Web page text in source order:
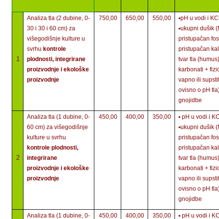
1
Analiza tla (2 dubine, 0-
30 i 30 i 60 cm) za
višegodišnje kulture u
svrhu kontrole
plodnosti, integrirane
proizvodnje i ekološke
proizvodnje
750,00 650,00 550,00
▪pH u
▪ukupni
pristupačan
pristupačan
tvar tla
karbonati +
vapno ili
ovisno o pH
gnojidbe
2
Analiza tla (1 dubine, 0-
60 cm) za višegodišnje
kulture u svrhu
kontrole plodnosti,
integrirane
proizvodnje i ekološke
proizvodnje
450,00 400,00 350,00
▪ pH u
▪ukupni
pristupačan
pristupačan
tvar tla
karbonati +
vapno ili
ovisno o pH
gnojidbe
Analiza tla (1 dubine, 0- 450,00 400,00 350,00 ▪ pH u